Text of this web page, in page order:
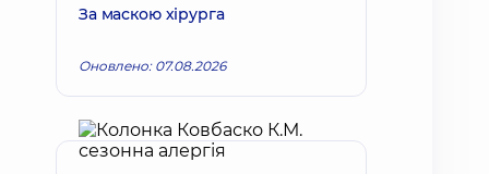
За маскою хірурга
Оновлено: 07.08.2026